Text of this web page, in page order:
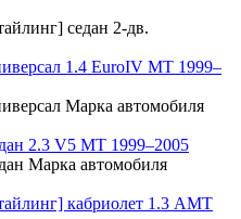
седан 2-дв.
1.4 EuroIV MT 1999–
Марка автомобиля
2.3 V5 MT 1999–2005
Марка автомобиля
кабриолет 1.3 AMT